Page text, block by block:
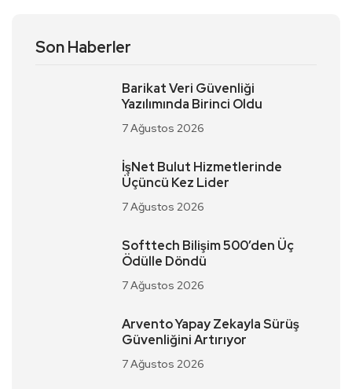
Son Haberler
Barikat Veri Güvenliği
Yazılımında Birinci Oldu
7 Ağustos 2026
İşNet Bulut Hizmetlerinde
Üçüncü Kez Lider
7 Ağustos 2026
Softtech Bilişim 500’den Üç
Ödülle Döndü
7 Ağustos 2026
Arvento Yapay Zekayla Sürüş
Güvenliğini Artırıyor
7 Ağustos 2026